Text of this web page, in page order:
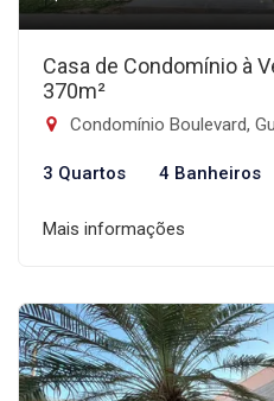
Casa de Condomínio à
370m²
Condomínio Boulevard,
3 Quartos 4 Banheiros
Mais informações